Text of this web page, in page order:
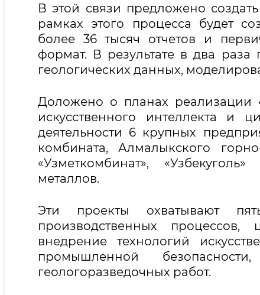
В этой связи предложено
рамках этого процесса будет
более 36 тысяч отчетов и
формат. В результате в два раза
геологических данных,
Доложено о планах реализации
искусственного интеллекта и
деятельности 6 крупных
комбината, Алмалыкского
«Узметкомбинат»,
металлов.
Эти проекты охватывают
производственных процессов,
внедрение технологий
промышленной
геологоразведочных работ.